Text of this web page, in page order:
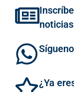
noticias
¿Ya